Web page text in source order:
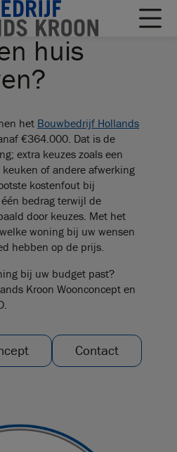
huis
het Bouwbedrijf Hollands
€364.000. Dat is de
extra keuzes zoals een
of andere afwerking
kostenfout bij
bedrag terwijl de
door keuzes. Met het
woning bij uw wensen
hebben op de prijs.
bij uw budget past?
Kroon Woonconcept en
Contact